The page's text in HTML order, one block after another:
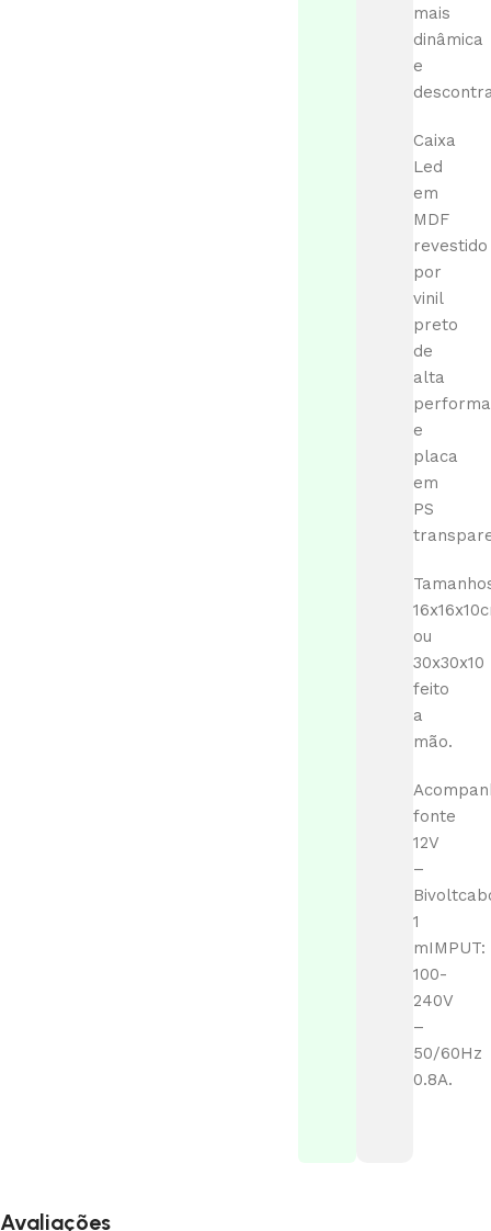
mais
dinâmica
e
Caixa
Led
em
MDF
revestido
por
vinil
preto
de
alta
e
placa
em
PS
ou
30x30x10
feito
a
mão.
fonte
12V
–
1
mIMPUT:
100-
240V
–
50/60Hz
0.8A.
Avaliações